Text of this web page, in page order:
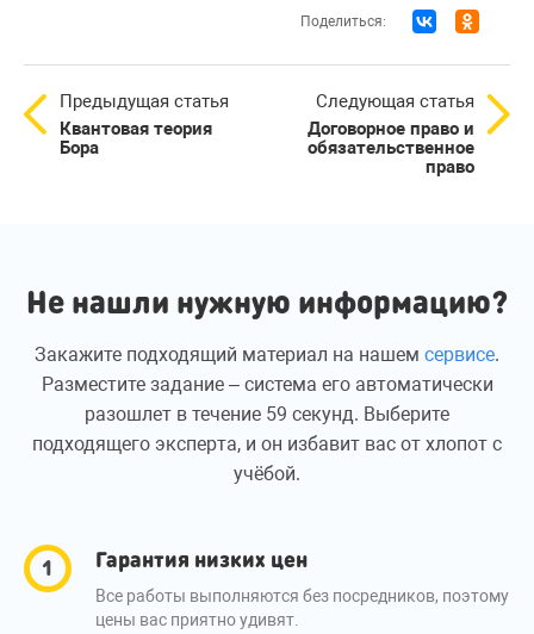
Поделиться:
Предыдущая статья
Квантовая теория
Бора
Следующая статья
Договорное право и
обязательственное
право
Не нашли нужную информацию?
Закажите подходящий материал на нашем сервисе.
Разместите задание – система его автоматически
разошлет в течение 59 секунд. Выберите
подходящего эксперта, и он избавит вас от хлопот с
учёбой.
Гарантия низких цен
Все работы выполняются без посредников, поэтому
цены вас приятно удивят.